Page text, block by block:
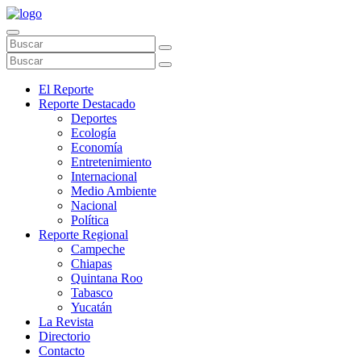
El Reporte
Reporte Destacado
Deportes
Ecología
Economía
Entretenimiento
Internacional
Medio Ambiente
Nacional
Política
Reporte Regional
Campeche
Chiapas
Quintana Roo
Tabasco
Yucatán
La Revista
Directorio
Contacto